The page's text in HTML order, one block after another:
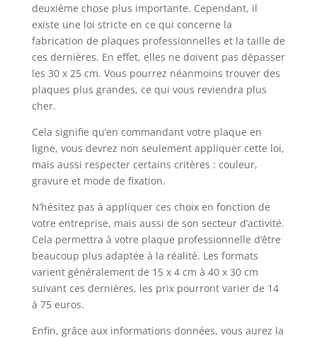
deuxième chose plus importante. Cependant, il
existe une loi stricte en ce qui concerne la
fabrication de plaques professionnelles et la taille de
ces dernières. En effet, elles ne doivent pas dépasser
les 30 x 25 cm. Vous pourrez néanmoins trouver des
plaques plus grandes, ce qui vous reviendra plus
cher.
Cela signifie qu’en commandant votre plaque en
ligne, vous devrez non seulement appliquer cette loi,
mais aussi respecter certains critères : couleur,
gravure et mode de fixation.
N’hésitez pas à appliquer ces choix en fonction de
votre entreprise, mais aussi de son secteur d’activité.
Cela permettra à votre plaque professionnelle d’être
beaucoup plus adaptée à la réalité. Les formats
varient généralement de 15 x 4 cm à 40 x 30 cm
suivant ces dernières, les prix pourront varier de 14
à 75 euros.
Enfin, grâce aux informations données, vous aurez la